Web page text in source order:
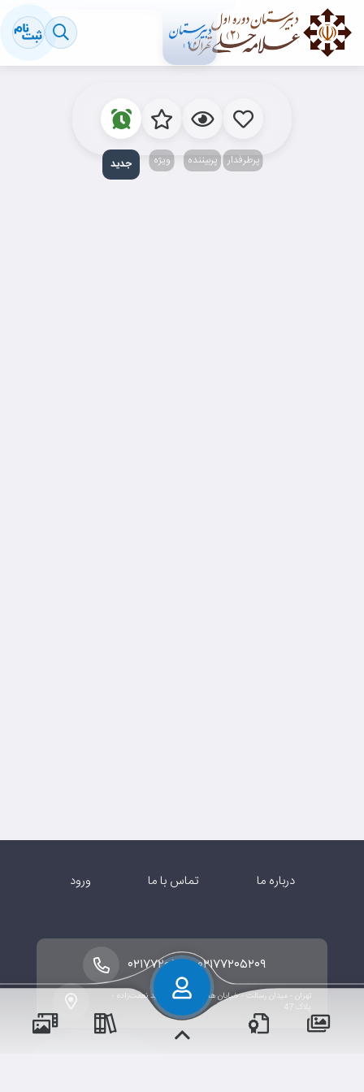
پرطرفدار پربیننده‌ ویژه جدید‌
درباره ما تماس با ما ورود
تهران - میدان رسالت - خیابان هنگام - خیابان شهید نعمت‌زاده -
پلاک 47
۰۲۱۷۷۲۰۵۲۰۹-۰۲۱۷۷۲۰۵۲۱۰